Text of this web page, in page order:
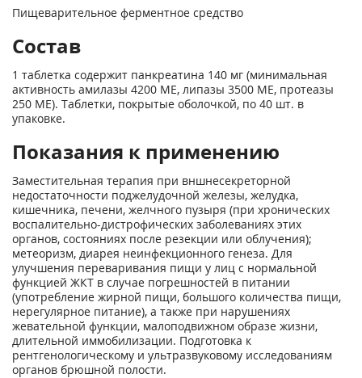
Пищеварительное ферментное средство
Состав
1 таблетка содержит панкреатина 140 мг (минимальная
активность амилазы 4200 ME, липазы 3500 ME, протеазы
250 ME). Таблетки, покрытые оболочкой, по 40 шт. в
упаковке.
Показания к применению
Заместительная терапия при вншнесекреторной
недостаточности поджелудочной железы, желудка,
кишечника, печени, желчного пузыря (при хронических
воспалительно-дистрофических заболеваниях этих
органов, состояниях после резекции или облучения);
метеоризм, диарея неинфекционного генеза. Для
улучшения переваривания пищи у лиц с нормальной
функцией ЖКТ в случае погрешностей в питании
(употребление жирной пищи, большого количества пищи,
нерегулярное питание), а также при нарушениях
жевательной функции, малоподвижном образе жизни,
длительной иммобилизации. Подготовка к
рентгенологическому и ультразвуковому исследованиям
органов брюшной полости.